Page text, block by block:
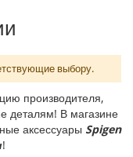
выбору.
производителя,
деталям! В магазине
аксессуары Spigen
!